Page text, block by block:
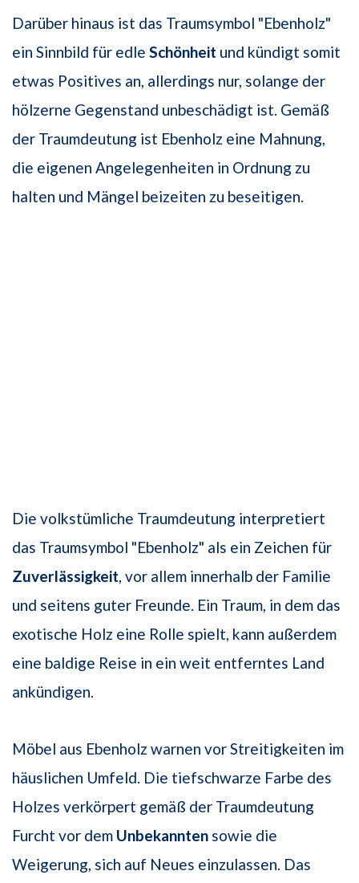
Darüber hinaus ist das Traumsymbol "Ebenholz"
ein Sinnbild für edle Schönheit und kündigt somit
etwas Positives an, allerdings nur, solange der
hölzerne Gegenstand unbeschädigt ist. Gemäß
der Traumdeutung ist Ebenholz eine Mahnung,
die eigenen Angelegenheiten in Ordnung zu
halten und Mängel beizeiten zu beseitigen.
Die volkstümliche Traumdeutung interpretiert
das Traumsymbol "Ebenholz" als ein Zeichen für
Zuverlässigkeit, vor allem innerhalb der Familie
und seitens guter Freunde. Ein Traum, in dem das
exotische Holz eine Rolle spielt, kann außerdem
eine baldige Reise in ein weit entferntes Land
ankündigen.
Möbel aus Ebenholz warnen vor Streitigkeiten im
häuslichen Umfeld. Die tiefschwarze Farbe des
Holzes verkörpert gemäß der Traumdeutung
Furcht vor dem Unbekannten sowie die
Weigerung, sich auf Neues einzulassen. Das